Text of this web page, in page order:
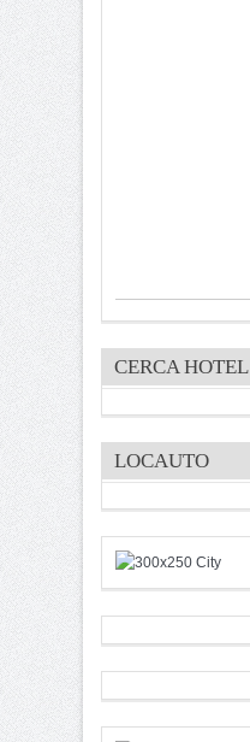
CERCA HOTEL
LOCAUTO